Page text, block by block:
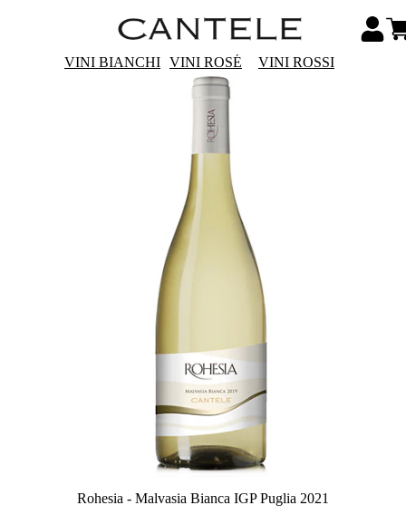
VINI BIANCHI VINI ROSÉ VINI ROSSI
Rohesia - Malvasia Bianca IGP Puglia 2021